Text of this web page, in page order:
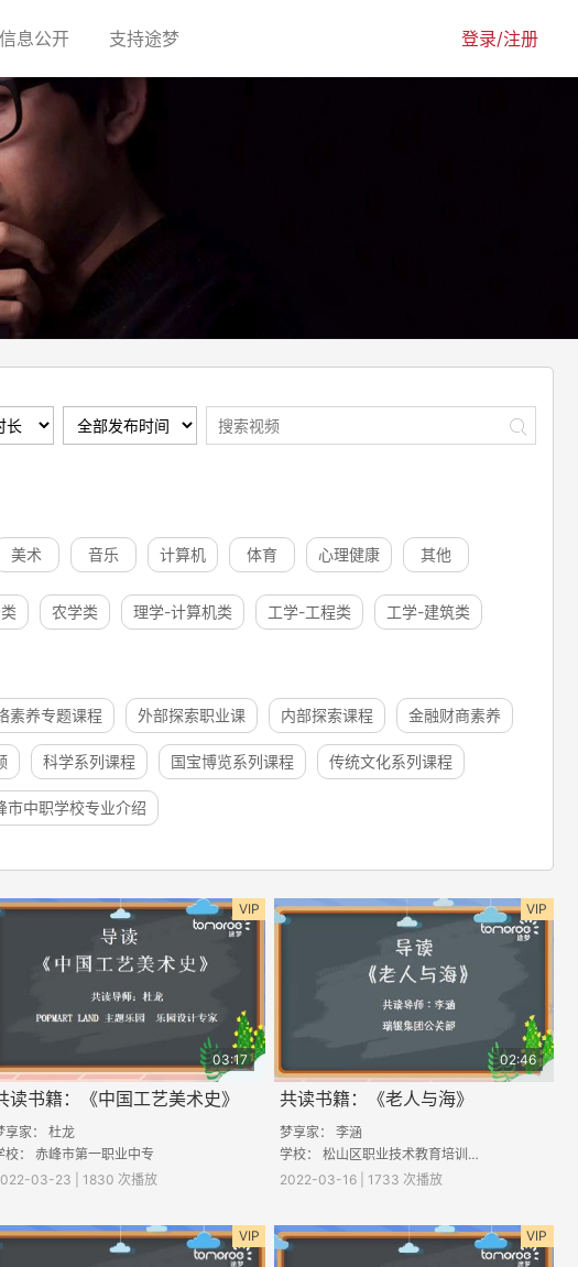
信息公开(current)支持途梦(current) 登录/注册
美术 音乐 计算机 体育 心理健康 其他
农学类 理学-计算机类 工学-工程类 工学-建筑类
素养专题课程 外部探索职业课 内部探索课程 金融财商素养
科学系列课程 国宝博览系列课程 传统文化系列课程
市中职学校专业介绍
VIP
03:17
读书籍：《中国工艺美术史》
享家： 杜龙
校： 赤峰市第一职业中专
03-23 | 1830 次播放
VIP
02:46
共读书籍：《老人与海》
梦享家： 李涵
学校： 松山区职业技术教育培训中心
2022-03-16 | 1733 次播放
VIP VIP